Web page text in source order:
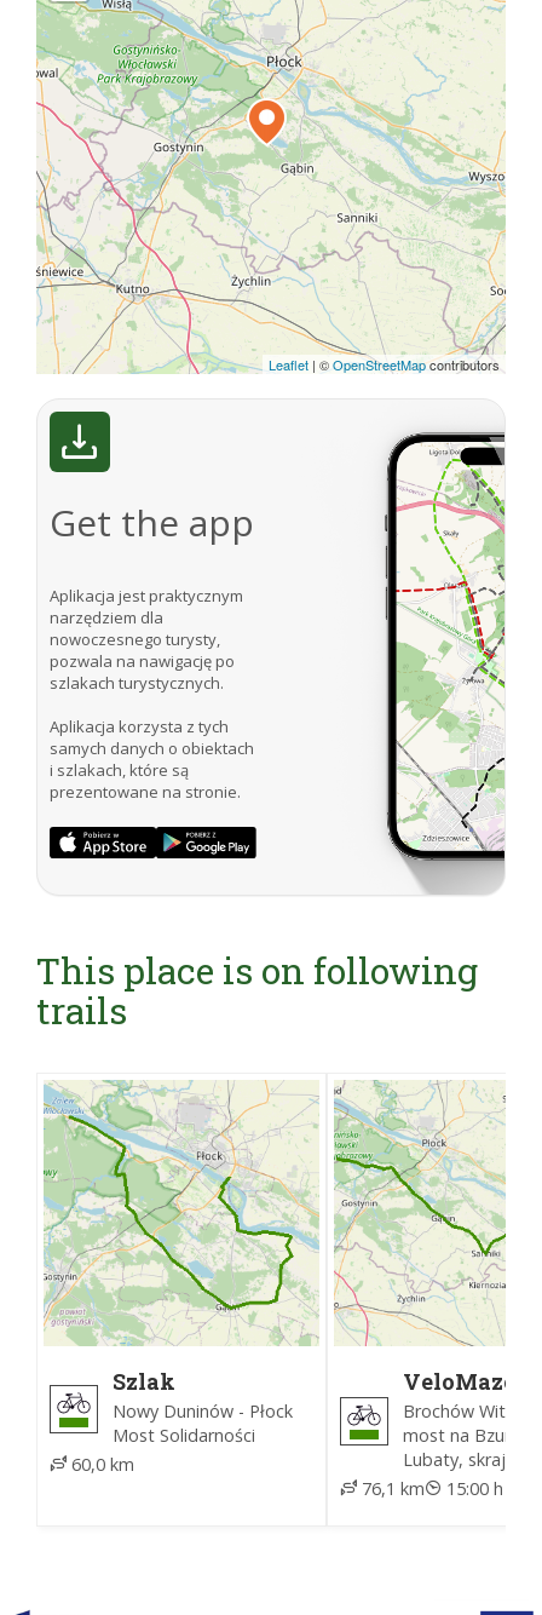
Leaflet | ©OpenStreetMapcontributors
Get the app
Aplikacja jest praktycznym
narzędziem dla
nowoczesnego turysty,
pozwala na nawigację po
szlakach turystycznych.
Aplikacja korzysta z tych
samych danych o obiektach
i szlakach, które są
prezentowane na stronie.
This place is on following
trails
Szlak
Południowy
powiatu
płockiego
Nowy Duninów - Płock
Most Solidarności
60,0 km
Brochów
most na Bzurze -
Lubaty, skraj
76,1 km
15:00 h